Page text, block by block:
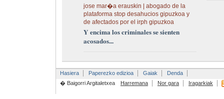
jose mar�a erauskin | abogado de la
plataforma stop desahucios gipuzkoa y
de afectados por el irph gipuzkoa
Y encima los criminales se sienten
acosados...
Hasiera Paperezko edizioa Gaiak
Denda
� Baigorri Argitaletxea
Harremana Nor gara Iragarkiak